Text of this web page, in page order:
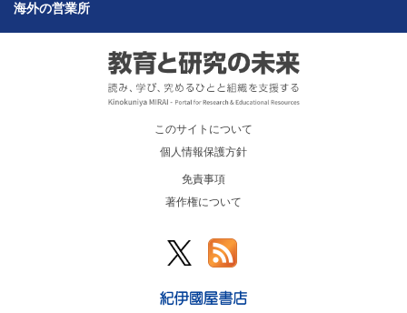
海外の営業所
このサイトについて
個人情報保護方針
免責事項
著作権について